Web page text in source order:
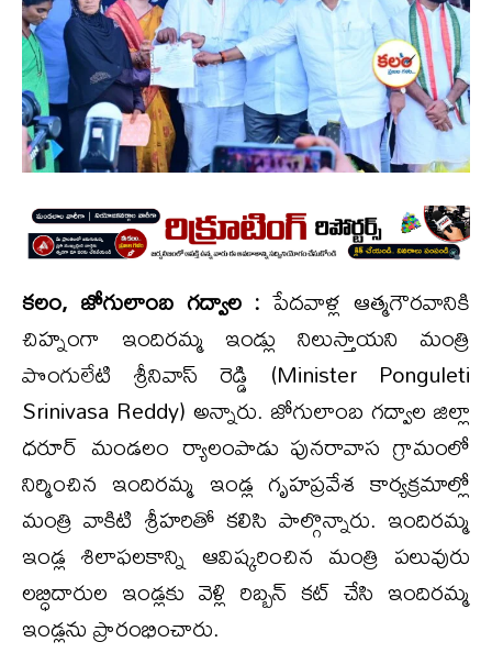
కలం, జోగులాంబ గద్వాల : పేదవాళ్ల ఆత్మగౌరవానికి
చిహ్నంగా ఇందిరమ్మ ఇండ్లు నిలుస్తాయని మంత్రి
పొంగులేటి శ్రీనివాస్ రెడ్డి (Minister Ponguleti
Srinivasa Reddy) అన్నారు. జోగులాంబ గద్వాల జిల్లా
ధరూర్ మండలం ర్యాలంపాడు పునరావాస గ్రామంలో
నిర్మించిన ఇందిరమ్మ ఇండ్ల గృహప్రవేశ కార్యక్రమాల్లో
మంత్రి వాకిటి శ్రీహరితో కలిసి పాల్గొన్నారు. ఇందిరమ్మ
ఇండ్ల శిలాఫలకాన్ని ఆవిష్కరించిన మంత్రి పలువురు
లబ్ధిదారుల ఇండ్లకు వెళ్లి రిబ్బన్ కట్ చేసి ఇందిరమ్మ
ఇండ్లను ప్రారంభించారు.